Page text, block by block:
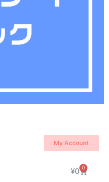
My Account
¥0 0